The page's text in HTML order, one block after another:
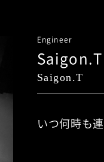
Engineer
Saigon.T
Saigon.T
いつ何時も